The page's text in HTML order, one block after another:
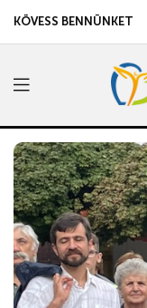
KÖVESS BENNÜNKET